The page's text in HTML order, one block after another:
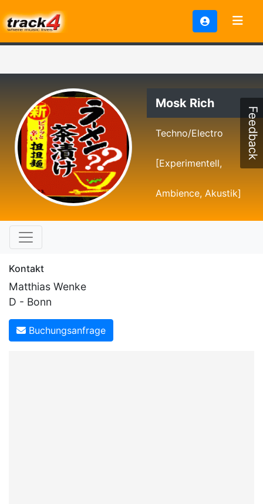
Mosk Rich
Techno/Electro
[Experimentell,
Ambience, Akustik]
Kontakt
Matthias Wenke
D - Bonn
Buchungsanfrage
Feedback